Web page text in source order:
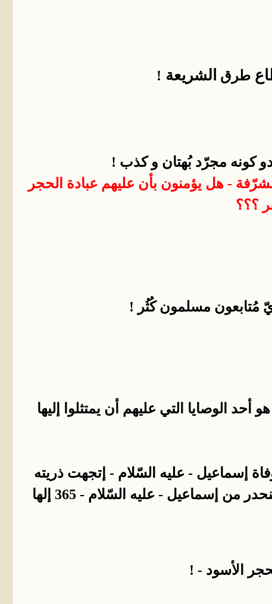
طرق الشريعة !
كونه مجرّد بُهتان و كذب !
- هل يؤمنون بأن عليهم عبادة الحجر
؟؟؟
مُتابعون مسلمون كُثُر !
الوصايا التي عليهم أن يمتثلوا إليها
إسماعيل - عليه السّلام - إتجهت ذريته
لعبادة الأصنام . المسلمون يعلمون هذا الأمر لقد كانت فترة جاهلية عبد خلالها النسل المنحدر من إسماعيل - عليه السّلام - 365 إلها
الأسود - !